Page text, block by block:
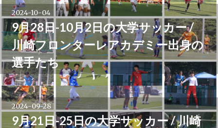
2024-10-04
9月28日-10月2日の大学サッカー /
川崎フロンターレアカデミー出身の
選手たち
2024-09-28
9月21日-25日の大学サッカー / 川崎